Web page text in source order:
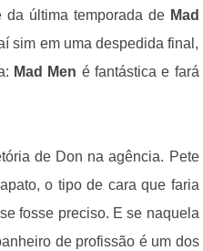
da última temporada de Mad
sim em uma despedida final,
Mad Men é fantástica e fará
de Don na agência. Pete
o tipo de cara que faria
fosse preciso. E se naquela
de profissão é um dos